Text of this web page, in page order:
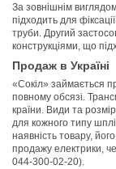
За зовнішнім
підходить для
труби. Другий
конструкціями, що
Продаж в Україні
«Сокіл» займається
повному обсязі.
країни. Види та
для кожного типу
наявність товару,
продажу електрики,
044-300-02-20).